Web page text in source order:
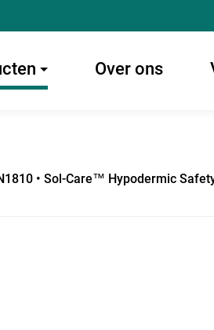
Over ons
• Sol-Care™ Hypodermic